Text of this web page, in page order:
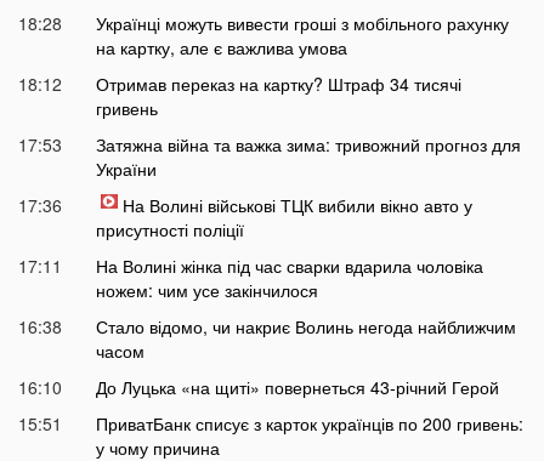
18:28
Українці можуть вивести гроші з мобільного рахунку
на картку, але є важлива умова
18:12
Отримав переказ на картку? Штраф 34 тисячі
гривень
17:53
Затяжна війна та важка зима: тривожний прогноз для
України
17:36
На Волині військові ТЦК вибили вікно авто у
присутності поліції
17:11
На Волині жінка під час сварки вдарила чоловіка
ножем: чим усе закінчилося
16:38
Стало відомо, чи накриє Волинь негода найближчим
часом
16:10
До Луцька «на щиті» повернеться 43-річний Герой
15:51
ПриватБанк списує з карток українців по 200 гривень:
у чому причина